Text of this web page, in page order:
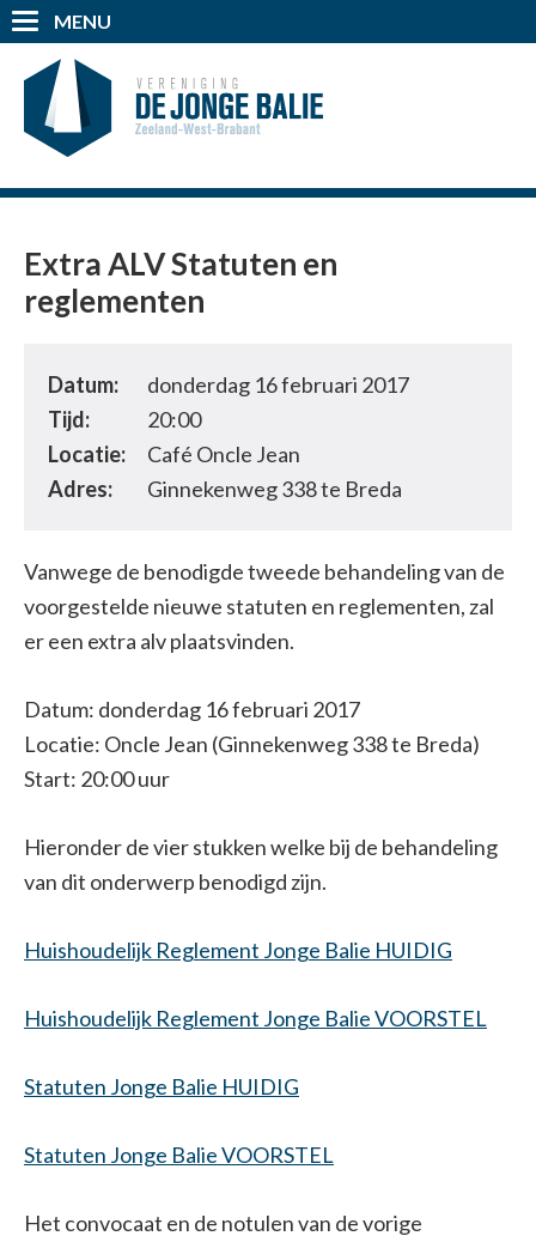
MENU
Extra ALV Statuten en
reglementen
Datum:
donderdag 16 februari 2017
Tijd:
20:00
Locatie:
Café Oncle Jean
Adres:
Ginnekenweg 338 te Breda
Vanwege de benodigde tweede behandeling van de
voorgestelde nieuwe statuten en reglementen, zal
er een extra alv plaatsvinden.
Datum: donderdag 16 februari 2017
Locatie: Oncle Jean (Ginnekenweg 338 te Breda)
Start: 20:00 uur
Hieronder de vier stukken welke bij de behandeling
van dit onderwerp benodigd zijn.
Huishoudelijk Reglement Jonge Balie HUIDIG
Huishoudelijk Reglement Jonge Balie VOORSTEL
Statuten Jonge Balie HUIDIG
Statuten Jonge Balie VOORSTEL
Het convocaat en de notulen van de vorige